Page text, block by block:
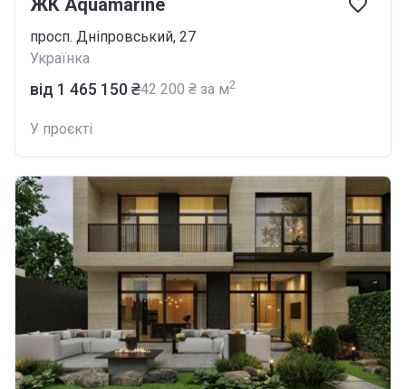
ЖК Aquamarine
просп. Дніпровський, 27
Українка
від ‍1 465 150 ₴‍42 200 ₴ за м2
У проєкті